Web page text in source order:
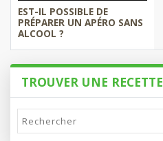
EST-IL POSSIBLE DE
PRÉPARER UN APÉRO SANS
ALCOOL ?
TROUVER UNE RECETTE
Rechercher
sur